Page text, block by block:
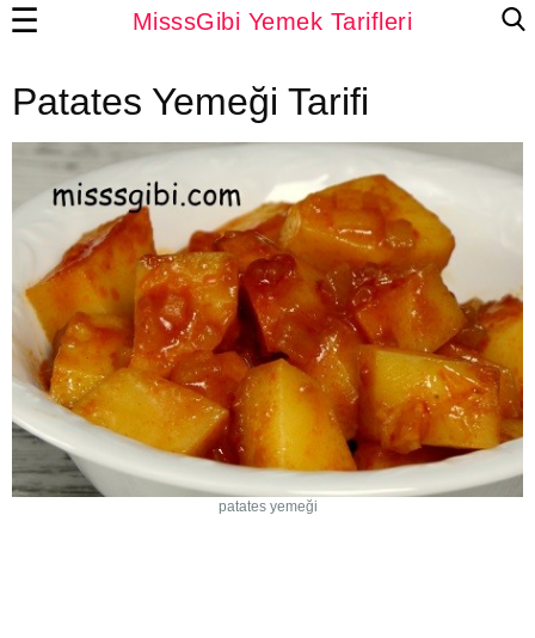
MisssGibi Yemek Tarifleri
☰
Patates Yemeği Tarifi
patates yemeği